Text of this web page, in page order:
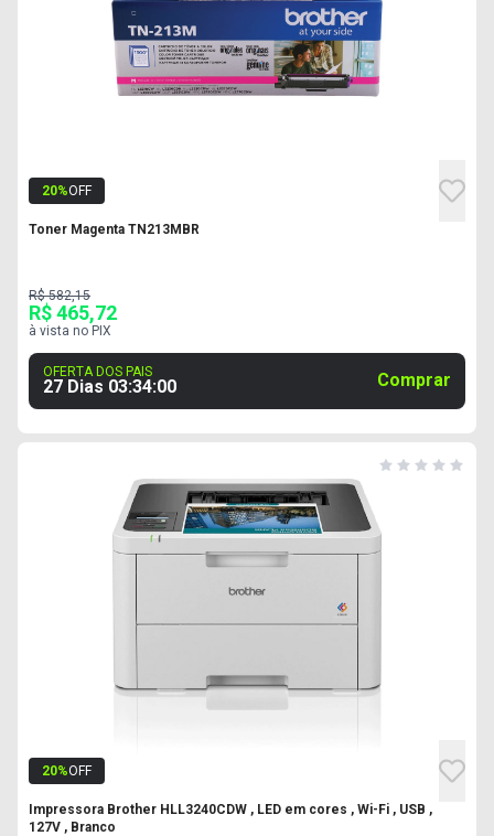
20%OFF
Toner Magenta TN213MBR
R$ 582,15
R$ 465,72
à vista no PIX
OFERTA DOS PAIS
27 Dias 03:33:59 Comprar
20%OFF
Impressora Brother HLL3240CDW , LED em cores , Wi-Fi , USB ,
127V , Branco